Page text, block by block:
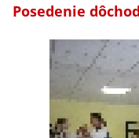
Posedenie